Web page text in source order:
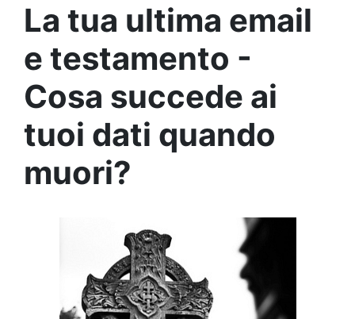
La tua ultima email
e testamento -
Cosa succede ai
tuoi dati quando
muori?